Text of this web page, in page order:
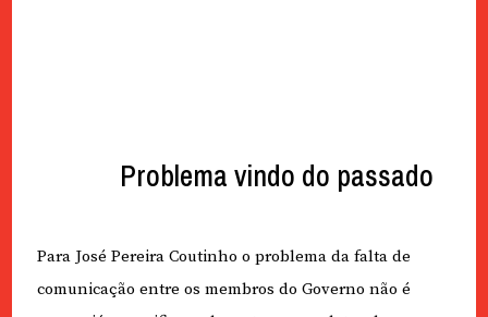
Problema vindo do passado
Para José Pereira Coutinho o problema da falta de
comunicação entre os membros do Governo não é